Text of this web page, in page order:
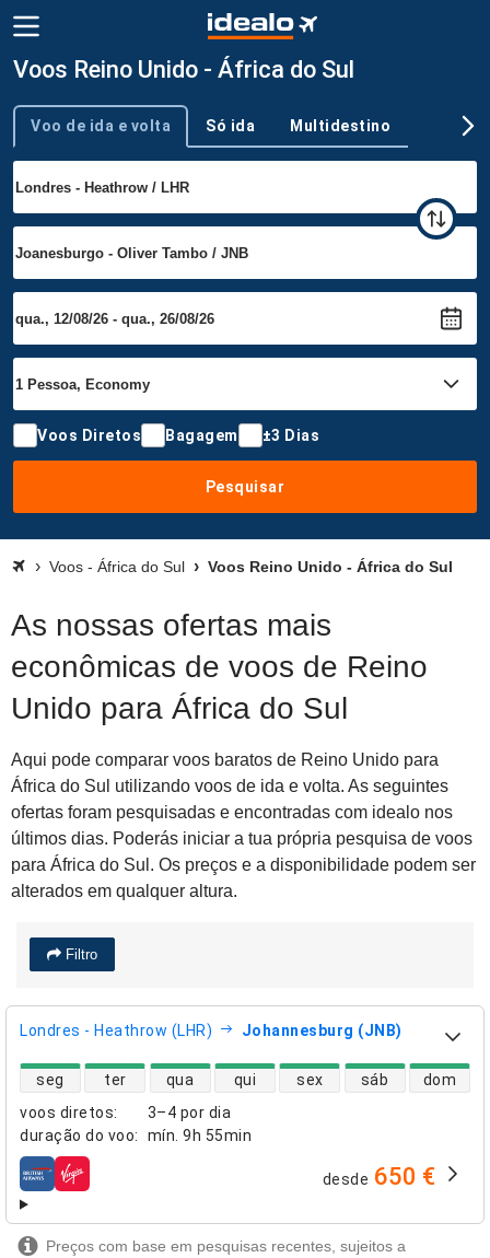
Voos Reino Unido - África do Sul
Tipo de viagem
Voo de ida e volta Só ida Multidestino
Voos Diretos Bagagem ±3 Dias
Pesquisar
Voos - África do Sul Voos Reino Unido - África do Sul
As nossas ofertas mais
econômicas de voos de Reino
Unido para África do Sul
Aqui pode comparar voos baratos de Reino Unido para
África do Sul utilizando voos de ida e volta. As seguintes
ofertas foram pesquisadas e encontradas com idealo nos
últimos dias. Poderás iniciar a tua própria pesquisa de voos
para África do Sul. Os preços e a disponibilidade podem ser
alterados em qualquer altura.
Filtro
Londres - Heathrow (LHR) Johannesburg (JNB)
voos diretos:
3–4 por dia
duração do voo: mín. 9h 55min
disponibilidade de voos diretos
seg ter qua qui sex sáb dom
companhias aéreas desde 650 €
Preços com base em pesquisas recentes, sujeitos a